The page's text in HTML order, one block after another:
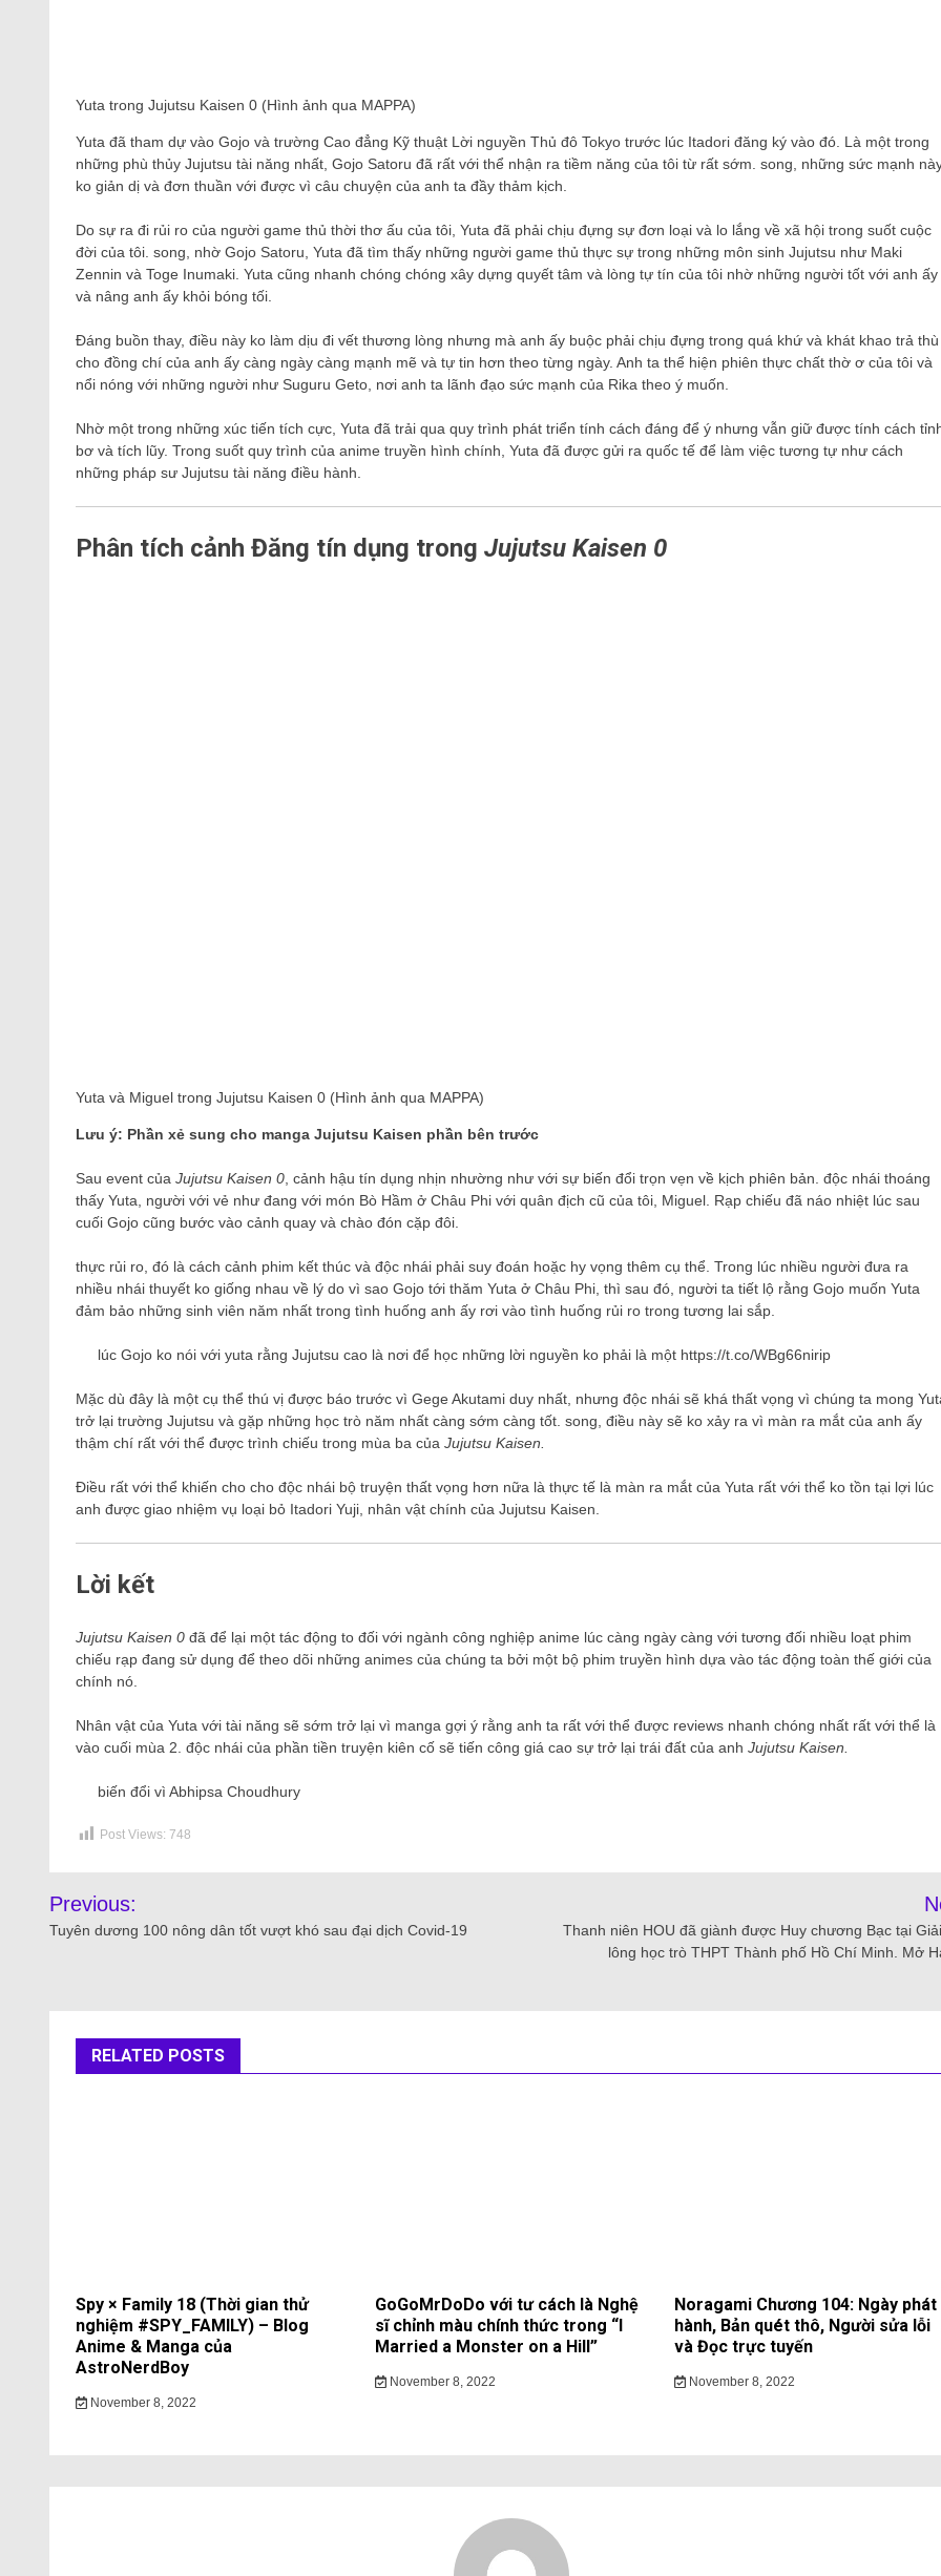
Yuta trong Jujutsu Kaisen 0 (Hình ảnh qua MAPPA)
Yuta đã tham dự vào Gojo và trường Cao đẳng Kỹ thuật Lời nguyền Thủ đô Tokyo trước lúc Itadori đăng ký vào đó. Là một trong
những phù thủy Jujutsu tài năng nhất, Gojo Satoru đã rất với thể nhận ra tiềm năng của tôi từ rất sớm. song, những sức mạnh
ko giản dị và đơn thuần với được vì câu chuyện của anh ta đầy thảm kịch.
Do sự ra đi rủi ro của người game thủ thời thơ ấu của tôi, Yuta đã phải chịu đựng sự đơn loại và lo lắng về xã hội trong suốt cuộc
đời của tôi. song, nhờ Gojo Satoru, Yuta đã tìm thấy những người game thủ thực sự trong những môn sinh Jujutsu như Maki
Zennin và Toge Inumaki. Yuta cũng nhanh chóng chóng xây dựng quyết tâm và lòng tự tín của tôi nhờ những người tốt với anh ấy
và nâng anh ấy khỏi bóng tối.
Đáng buồn thay, điều này ko làm dịu đi vết thương lòng nhưng mà anh ấy buộc phải chịu đựng trong quá khứ và khát khao trả thù
cho đồng chí của anh ấy càng ngày càng mạnh mẽ và tự tin hơn theo từng ngày. Anh ta thể hiện phiên thực chất thờ ơ của tôi và
nổi nóng với những người như Suguru Geto, nơi anh ta lãnh đạo sức mạnh của Rika theo ý muốn.
Nhờ một trong những xúc tiến tích cực, Yuta đã trải qua quy trình phát triển tính cách đáng để ý nhưng vẫn giữ được tính cách
bơ và tích lũy. Trong suốt quy trình của anime truyền hình chính, Yuta đã được gửi ra quốc tế để làm việc tương tự như cách
những pháp sư Jujutsu tài năng điều hành.
Phân tích cảnh Đăng tín dụng trong Jujutsu Kaisen 0
Yuta và Miguel trong Jujutsu Kaisen 0 (Hình ảnh qua MAPPA)
Lưu ý: Phần xẻ sung cho manga Jujutsu Kaisen phần bên trước
Sau event của Jujutsu Kaisen 0 , cảnh hậu tín dụng nhịn nhường như với sự biến đổi trọn vẹn về kịch phiên bản. độc nhái thoáng
thấy Yuta, người với vẻ như đang với món Bò Hầm ở Châu Phi với quân địch cũ của tôi, Miguel. Rạp chiếu đã náo nhiệt lúc sau
cuối Gojo cũng bước vào cảnh quay và chào đón cặp đôi.
thực rủi ro, đó là cách cảnh phim kết thúc và độc nhái phải suy đoán hoặc hy vọng thêm cụ thể. Trong lúc nhiều người đưa ra
nhiều nhái thuyết ko giống nhau về lý do vì sao Gojo tới thăm Yuta ở Châu Phi, thì sau đó, người ta tiết lộ rằng Gojo muốn Yuta
đảm bảo những sinh viên năm nhất trong tình huống anh ấy rơi vào tình huống rủi ro trong tương lai sắp.
lúc Gojo ko nói với yuta rằng Jujutsu cao là nơi để học những lời nguyền ko phải là một https://t.co/WBg66nirip
Mặc dù đây là một cụ thể thú vị được báo trước vì Gege Akutami duy nhất, nhưng độc nhái sẽ khá thất vọng vì chúng ta mong
trở lại trường Jujutsu và gặp những học trò năm nhất càng sớm càng tốt. song, điều này sẽ ko xảy ra vì màn ra mắt của anh ấy
thậm chí rất với thể được trình chiếu trong mùa ba của Jujutsu Kaisen.
Điều rất với thể khiến cho cho độc nhái bộ truyện thất vọng hơn nữa là thực tế là màn ra mắt của Yuta rất với thể ko tồn tại lợi lúc
anh được giao nhiệm vụ loại bỏ Itadori Yuji, nhân vật chính của Jujutsu Kaisen.
Lời kết
Jujutsu Kaisen 0 đã để lại một tác động to đối với ngành công nghiệp anime lúc càng ngày càng với tương đối nhiều loạt phim
chiếu rạp đang sử dụng để theo dõi những animes của chúng ta bởi một bộ phim truyền hình dựa vào tác động toàn thế giới của
chính nó.
Nhân vật của Yuta với tài năng sẽ sớm trở lại vì manga gợi ý rằng anh ta rất với thể được reviews nhanh chóng nhất rất với thể là
vào cuối mùa 2. độc nhái của phần tiền truyện kiên cố sẽ tiến công giá cao sự trở lại trái đất của anh Jujutsu Kaisen.
biến đổi vì Abhipsa Choudhury
Post Views: 748
Previous:
Tuyên dương 100 nông dân tốt vượt khó sau đại dịch Covid-19
Thanh niên HOU đã giành được Huy chương Bạc tại
lông học trò THPT Thành phố Hồ Chí Minh. Mở
RELATED POSTS
Spy × Family 18 (Thời gian thử
nghiệm #SPY_FAMILY) – Blog
Anime & Manga của
AstroNerdBoy
November 8, 2022
GoGoMrDoDo với tư cách là Nghệ
sĩ chỉnh màu chính thức trong “I
Married a Monster on a Hill”
November 8, 2022
Noragami Chương 104: Ngày phát
hành, Bản quét thô, Người sửa lỗi
và Đọc trực tuyến
November 8, 2022